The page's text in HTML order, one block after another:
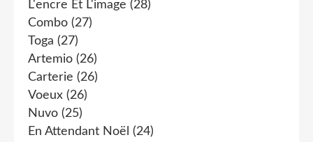
L'encre Et L'image (28)
Combo (27)
Toga (27)
Artemio (26)
Carterie (26)
Voeux (26)
Nuvo (25)
En Attendant Noël (24)